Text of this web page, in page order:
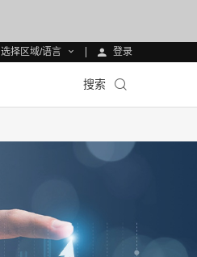
选择区域/语言 登录
搜索